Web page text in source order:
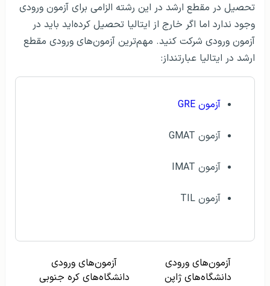
تحصیل در مقطع ارشد در این رشته الزامی برای آزمون ورودی
وجود ندارد اما اگر خارج از ایتالیا تحصیل کرده‌اید باید در
آزمون ورودی شرکت کنید. مهم‌ترین آزمون‌های ورودی مقطع
ارشد در ایتالیا عبارتنداز:
آزمون GRE
آزمون GMAT
آزمون IMAT
آزمون TIL
آزمون‌های ورودی
دانشگاه‌های ژاپن
آزمون‌های ورودی
دانشگاه‌های کره جنوبی